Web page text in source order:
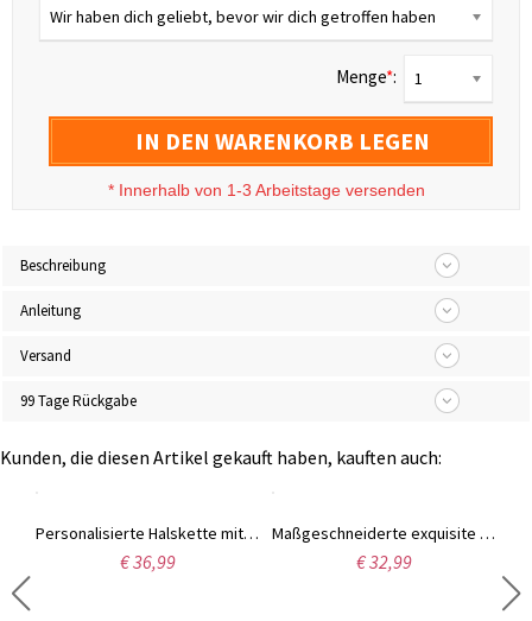
Wir haben dich geliebt, bevor wir dich getroffen haben
Menge*: 1
IN DEN WARENKORB LEGEN
* Innerhalb von 1-3 Arbeitstage versenden
Beschreibung
Anleitung
Versand
99 Tage Rückgabe
Kunden, die diesen Artikel gekauft haben, kauften auch:
Personalisierte Halskette mit gespaltenen Herz-Geburtssteinen
€ 36,99
Maßgeschneiderte exquisite Namenshalskette aus Hundeknochen
€ 32,99